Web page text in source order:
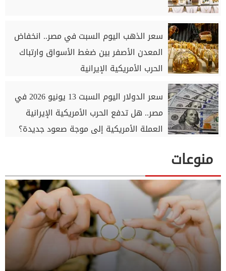
سعر الذهب اليوم السبت في مصر.. انخفاض
المعدن الأصفر بين ضغط الأسواق وارتباك
الحرب الأمريكية الإيرانية
سعر الدولار اليوم السبت 13 يونيو 2026 في
مصر.. هل تدفع الحرب الأمريكية الإيرانية
العملة الأمريكية إلى موجة صعود جديدة؟
منوعات